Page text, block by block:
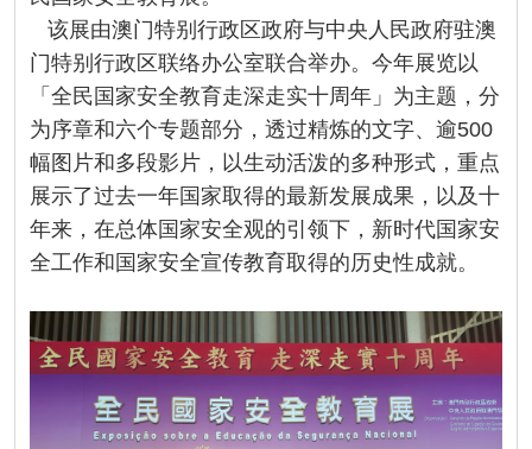
该展由澳门特别行政区政府与中央人民政府驻澳
门特别行政区联络办公室联合举办。今年展览以
「全民国家安全教育走深走实十周年」为主题，分
为序章和六个专题部分，透过精炼的文字、逾500
幅图片和多段影片，以生动活泼的多种形式，重点
展示了过去一年国家取得的最新发展成果，以及十
年来，在总体国家安全观的引领下，新时代国家安
全工作和国家安全宣传教育取得的历史性成就。